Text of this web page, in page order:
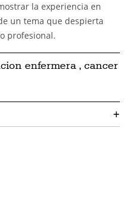
la experiencia en
un tema que despierta
profesional.
enfermera , cancer
+